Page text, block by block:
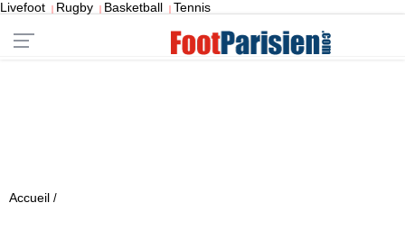
Livefoot | Rugby | Basketball | Tennis
Accueil /